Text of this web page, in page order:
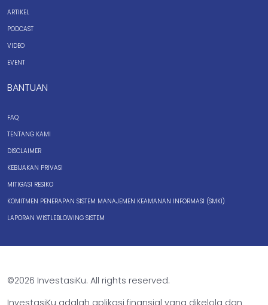
ARTIKEL
PODCAST
VIDEO
EVENT
BANTUAN
FAQ
TENTANG KAMI
DISCLAIMER
KEBIJAKAN PRIVASI
MITIGASI RESIKO
KOMITMEN PENERAPAN SISTEM MANAJEMEN KEAMANAN INFORMASI (SMKI)
LAPORAN WISTLEBLOWING SISTEM
©2026 InvestasiKu. All rights reserved.